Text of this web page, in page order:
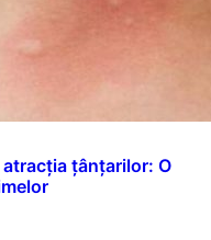
țânțarilor: O